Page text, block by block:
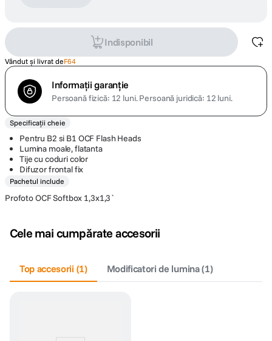
Indisponibil
Vândut și livrat deF64
Informații garanție
Persoană fizică: 12 luni.Persoană juridică: 12 luni.
Specificații cheie
Pentru B2 si B1 OCF Flash Heads
Lumina moale, flatanta
Tije cu coduri color
Difuzor frontal fix
Pachetul include
Profoto OCF Softbox 1,3x1,3`
Cele mai cumpărate accesorii
Top accesorii (1) Modificatori de lumina(1)